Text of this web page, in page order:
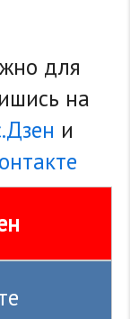
для
на
и